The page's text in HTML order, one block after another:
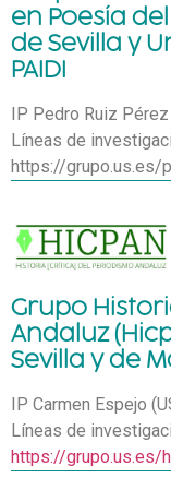
en Poesía
de Sevilla y
PAIDI
IP Pedro Ruiz Pérez
Líneas de
https://grupo.us.es/
Grupo
Andaluz
Sevilla y de
IP Carmen Espejo
Líneas de
https://grupo.us.es/